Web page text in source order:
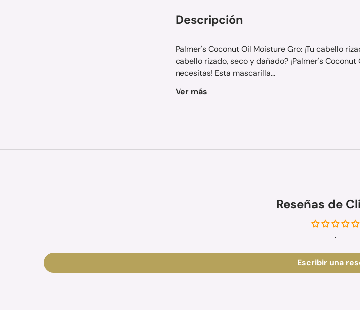
Descripción
Palmer's Coconut Oil Moisture Gro: ¡Tu cabello
cabello rizado, seco y dañado? ¡Palmer's
necesitas! Esta mascarilla...
Ver más
Reseñas de
.
Escribir una